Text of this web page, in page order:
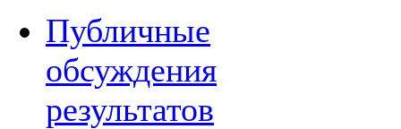
Публичные
обсуждения
результатов